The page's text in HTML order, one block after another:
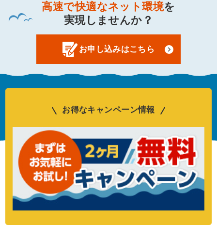
高速で快適なネット環境を
実現しませんか？
お申し込みはこちら
お得なキャンペーン情報